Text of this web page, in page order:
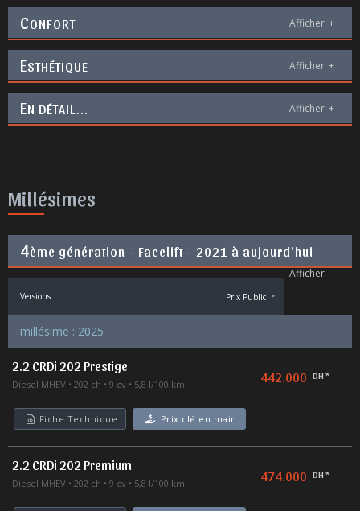
CONFORT Afficher +
ESTHÉTIQUE Afficher +
EN DÉTAIL... Afficher +
Millésimes
4ème génération - Facelift - 2021 à aujourd'hui
Afficher -
Versions Prix Public *
millésime : 2025
2.2 CRDi 202 Prestige
Diesel MHEV 202 ch 9 cv 5,8 l/100 km 442.000 DH *
Fiche Technique Prix clé en main
2.2 CRDi 202 Premium
Diesel MHEV 202 ch 9 cv 5,8 l/100 km 474.000 DH *